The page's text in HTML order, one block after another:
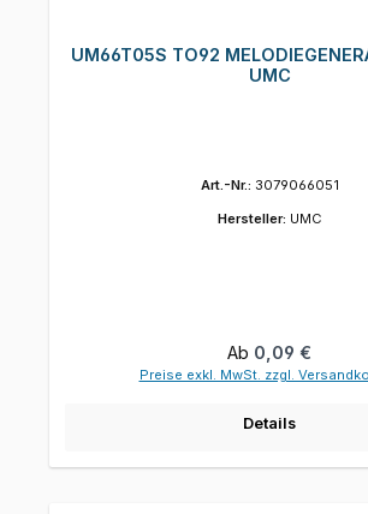
UM66T05S TO92
UMC
Art.-Nr.: 3079066051
Hersteller: UMC
Regulärer Preis:
Ab 0,09 €
Preise exkl. MwSt. zzgl.
Details